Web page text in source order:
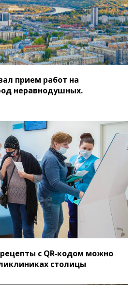
прием работ на
неравнодушных.
с QR‑кодом можно
столицы